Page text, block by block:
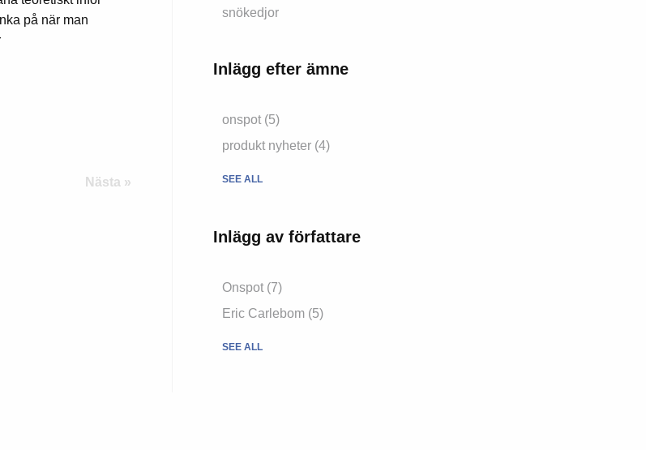
på när man
Nästa »
snökedjor
Inlägg efter ämne
onspot (5)
produkt nyheter (4)
SEE ALL
Inlägg av författare
Onspot (7)
Eric Carlebom (5)
SEE ALL